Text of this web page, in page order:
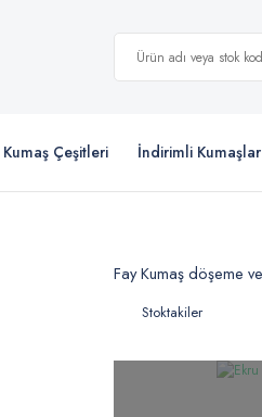
Kumaş Çeşitleri İndirimli Kumaşlar
Fay Kumaş döşeme
Stoktakiler